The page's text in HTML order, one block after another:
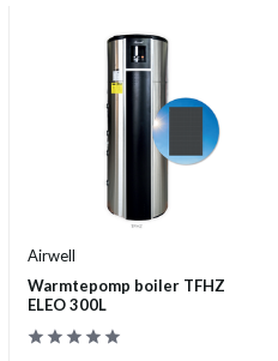
Airwell
Warmtepomp boiler TFHZ
ELEO 300L